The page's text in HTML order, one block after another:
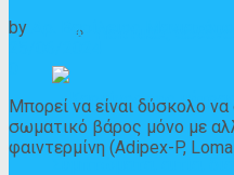
by
Δρ. Βασίλειος
Μπορεί να είναι δύσκολο να
σωματικό βάρος μόνο με
φαιντερμίνη (Adipex-P,